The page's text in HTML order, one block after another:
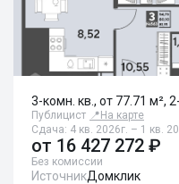
3-комн. кв., от 77.71 м²,
Публицист 📍 На карте
Сдача: 4 кв. 2026г. – 1 кв.
от 16 427 272 ₽
Без комиссии
ИсточникДомклик